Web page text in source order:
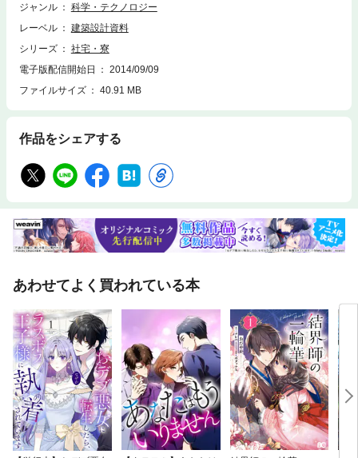
ジャンル
科学・テクノロジー
レーベル
建築設計資料
シリーズ
社宅・寮
電子版配信開始日
2014/09/09
ファイルサイズ
40.91 MB
作品をシェアする
あわせてよく買われている本